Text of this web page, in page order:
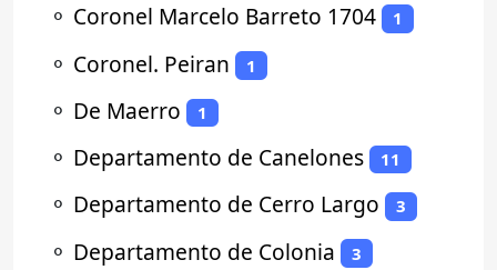
⚬ Coronel Marcelo Barreto 1704 1
⚬ Coronel. Peiran 1
⚬ De Maerro 1
⚬ Departamento de Canelones 11
⚬ Departamento de Cerro Largo 3
⚬ Departamento de Colonia 3